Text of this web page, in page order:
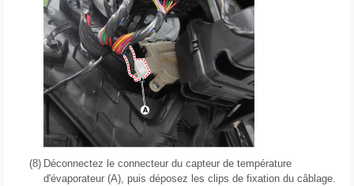
(8) Déconnectez le connecteur du capteur de température
d'évaporateur (A), puis déposez les clips de fixation du câblage.